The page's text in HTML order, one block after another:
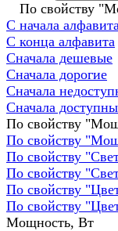
По свойству
С начала
С конца алфавита
Сначала дешевые
Сначала дорогие
Сначала
Сначала
По свойству
По свойству
По свойству
По свойству
По свойству
По свойству
Мощность, Вт